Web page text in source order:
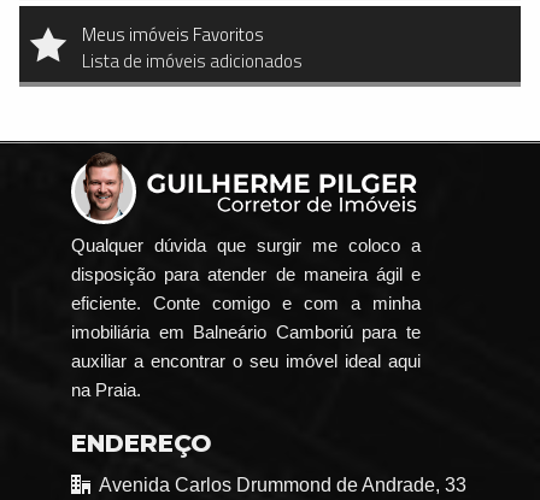
Meus imóveis Favoritos
Lista de imóveis adicionados
Qualquer dúvida que surgir me coloco a
disposição para atender de maneira ágil e
eficiente. Conte comigo e com a minha
imobiliária em Balneário Camboriú para te
auxiliar a encontrar o seu imóvel ideal aqui
na Praia.
ENDEREÇO
Avenida Carlos Drummond de Andrade, 33